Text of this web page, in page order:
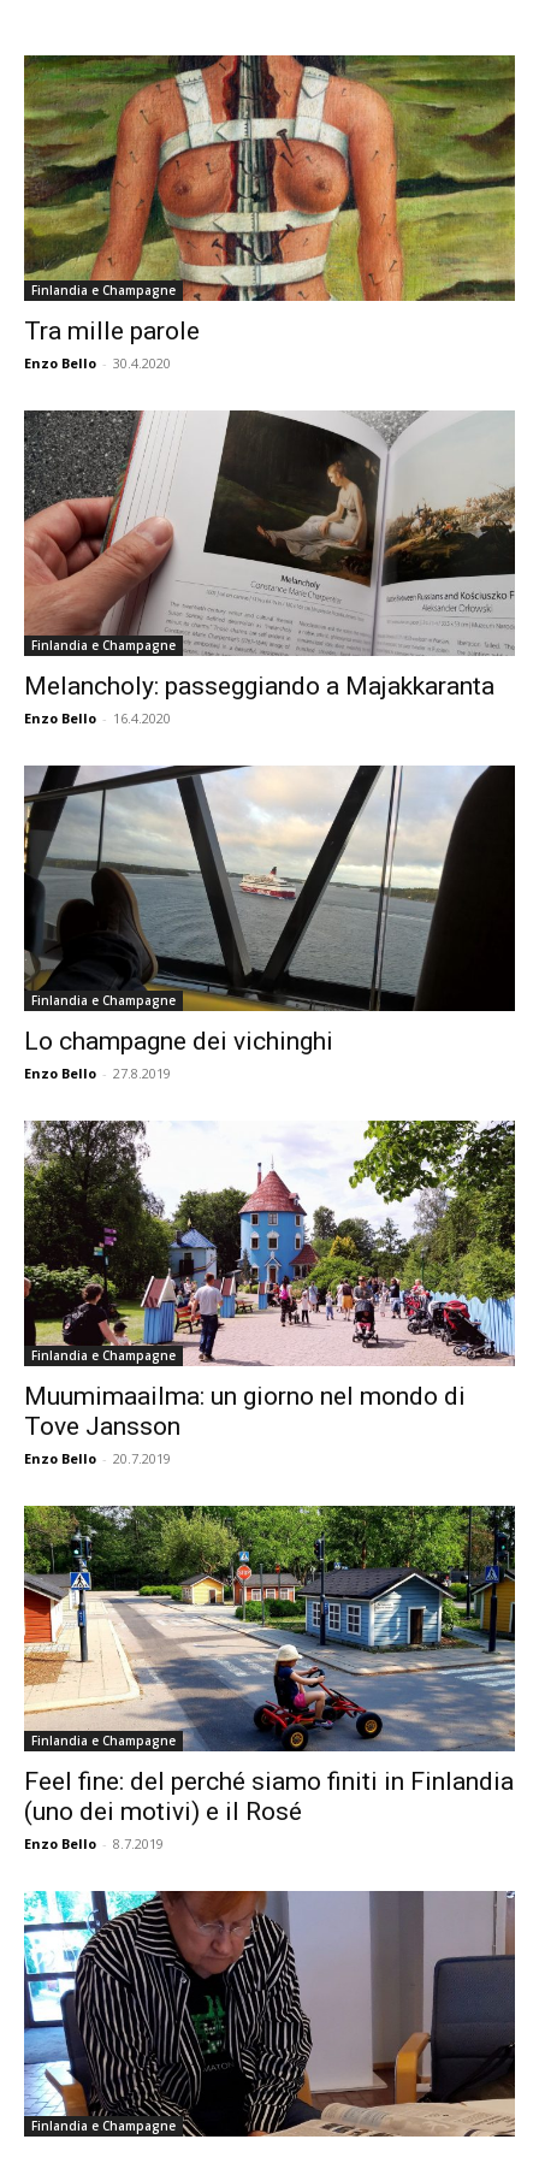
Finlandia e Champagne
Tra mille parole
Enzo Bello - 30.4.2020
Finlandia e Champagne
Melancholy: passeggiando a Majakkaranta
Enzo Bello - 16.4.2020
Finlandia e Champagne
Lo champagne dei vichinghi
Enzo Bello - 27.8.2019
Finlandia e Champagne
Muumimaailma: un giorno nel mondo di
Tove Jansson
Enzo Bello - 20.7.2019
Finlandia e Champagne
Feel fine: del perché siamo finiti in Finlandia
(uno dei motivi) e il Rosé
Enzo Bello - 8.7.2019
Finlandia e Champagne